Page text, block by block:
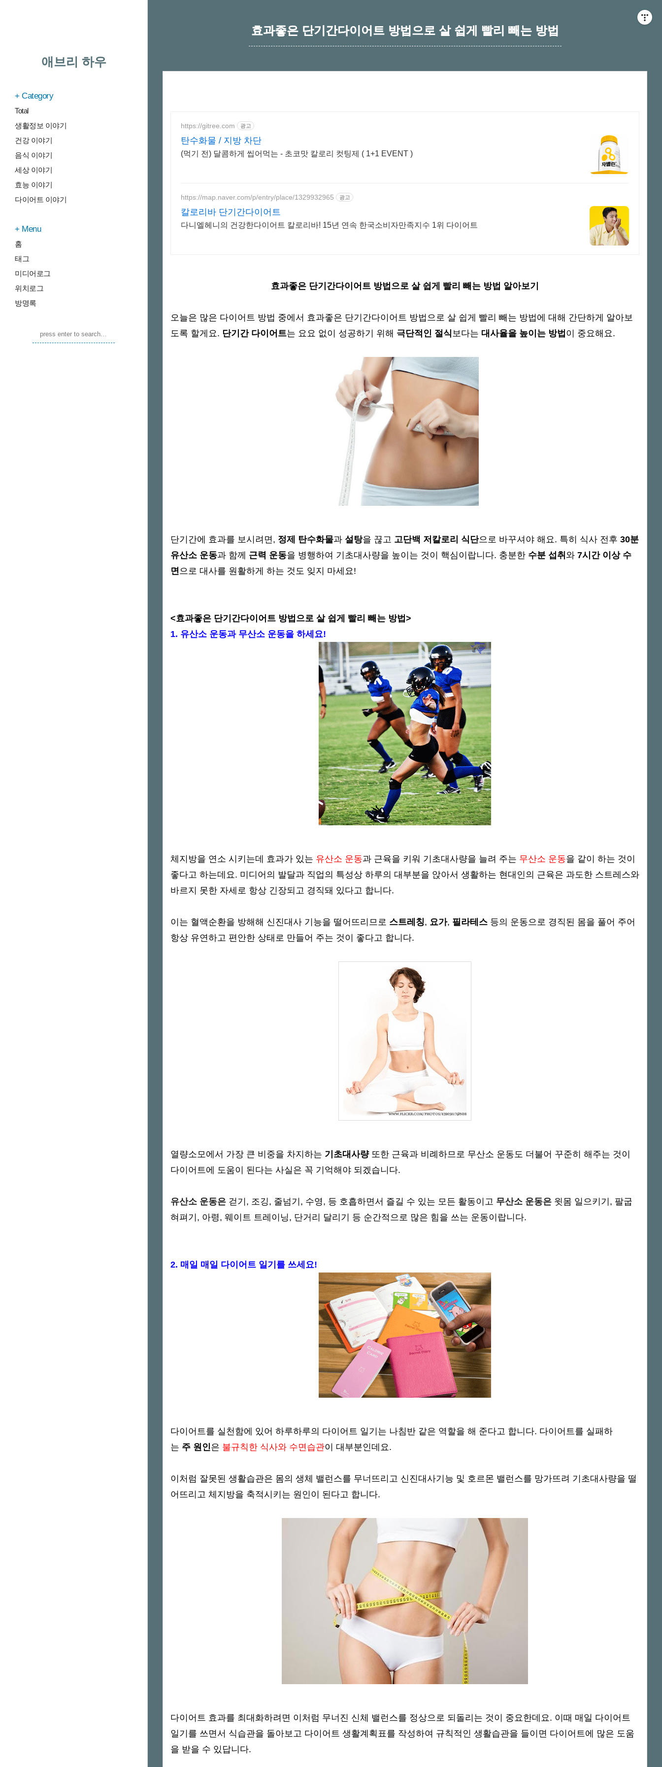
애브리 하우
Category
Total
생활정보 이야기
건강 이야기
음식 이야기
세상 이야기
효능 이야기
다이어트 이야기
Menu
홈
태그
미디어로그
위치로그
방명록
효과좋은 단기간다이어트 방법으로 살 쉽게 빨리 빼는 방법
https://gitree.com 광고
탄수화물 / 지방 차단
(먹기 전) 달콤하게 씹어먹는 - 초코맛 칼로리 컷팅제 ( 1+1 EVENT )
https://map.naver.com/p/entry/place/1329932965 광고
칼로리바 단기간다이어트
다니엘헤니의 건강한다이어트 칼로리바! 15년 연속 한국소비자만족지수 1위 다이어트
효과좋은 단기간다이어트 방법으로 살 쉽게 빨리 빼는 방법 알아보기
오늘은 많은 다이어트 방법 중에서 효과좋은 단기간다이어트 방법으로 살 쉽게 빨리 빼는 방법에 대해 간단하게 알아보
도록 할게요. 단기간 다이어트는 요요 없이 성공하기 위해 극단적인 절식보다는 대사율을 높이는 방법 이 중요해요.
단기간에 효과를 보시려면, 정제 탄수화물과 설탕을 끊고 고단백 저칼로리 식단으로 바꾸셔야 해요. 특히 식사 전후 30분
유산소 운동과 함께 근력 운동을 병행하여 기초대사량을 높이는 것이 핵심이랍니다. 충분한 수분 섭취 와 7시간 이상 수
면으로 대사를 원활하게 하는 것도 잊지 마세요!
<효과좋은 단기간다이어트 방법으로 살 쉽게 빨리 빼는 방법>
1. 유산소 운동과 무산소 운동을 하세요!
체지방을 연소 시키는데 효과가 있는 유산소 운동과 근육을 키워 기초대사량을 늘려 주는 무산소 운동을 같이 하는 것이
좋다고 하는데요. 미디어의 발달과 직업의 특성상 하루의 대부분을 앉아서 생활하는 현대인의 근육은 과도한 스트레스와
바르지 못한 자세로 항상 긴장되고 경직돼 있다고 합니다.
이는 혈액순환을 방해해 신진대사 기능을 떨어뜨리므로 스트레칭, 요가, 필라테스 등의 운동으로 경직된 몸을 풀어 주어
항상 유연하고 편안한 상태로 만들어 주는 것이 좋다고 합니다.
열량소모에서 가장 큰 비중을 차지하는 기초대사량또한 근육과 비례하므로 무산소 운동도 더불어 꾸준히 해주는 것이
다이어트에 도움이 된다는 사실은 꼭 기억해야 되겠습니다.
유산소 운동은 걷기, 조깅, 줄넘기, 수영, 등 호흡하면서 즐길 수 있는 모든 활동이고 무산소 운동은 윗몸 일으키기, 팔굽
혀펴기, 아령, 웨이트 트레이닝, 단거리 달리기 등 순간적으로 많은 힘을 쓰는 운동이랍니다.
2. 매일 매일 다이어트 일기를 쓰세요!
다이어트를 실천함에 있어 하루하루의 다이어트 일기는 나침반 같은 역할을 해 준다고 합니다. 다이어트를 실패하
는 주 원인은 불규칙한 식사와 수면습관이 대부분인데요.
이처럼 잘못된 생활습관은 몸의 생체 밸런스를 무너뜨리고 신진대사기능 및 호르몬 밸런스를 망가뜨려 기초대사량을 떨
어뜨리고 체지방을 축적시키는 원인이 된다고 합니다.
다이어트 효과를 최대화하려면 이처럼 무너진 신체 밸런스를 정상으로 되돌리는 것이 중요한데요. 이때 매일 다이어트
일기를 쓰면서 식습관을 돌아보고 다이어트 생활계획표를 작성하여 규칙적인 생활습관을 들이면 다이어트에 많은 도움
을 받을 수 있답니다.